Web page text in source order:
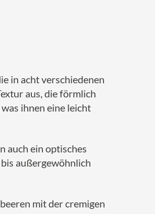
in acht verschiedenen
aus, die förmlich
ihnen eine leicht
auch ein optisches
außergewöhnlich
mit der cremigen